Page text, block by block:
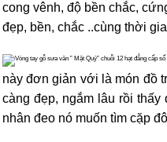
cong vênh, độ bền chắc,
đẹp, bền, chắc ..cùng thời
này đơn giản với là món đồ
càng đẹp, ngắm lâu rồi
nhân đeo nó muốn tìm cặp